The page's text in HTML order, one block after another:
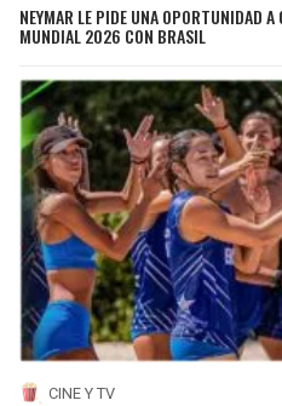
NEYMAR LE PIDE UNA OPORTUNIDAD
MUNDIAL 2026 CON BRASIL
CINE Y TV